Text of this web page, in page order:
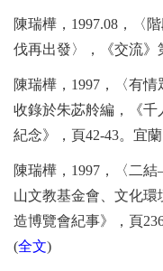
陳瑞樺， 1997.08 ，〈
伐再出發〉，《交流》
陳瑞樺， 1997 ，〈有
收錄於朱苾舲編，《
紀念》，頁42-43。宜
陳瑞樺， 1997 ，〈二結
山文教基金會、文化環
造博覽會紀事》，頁
(全文)